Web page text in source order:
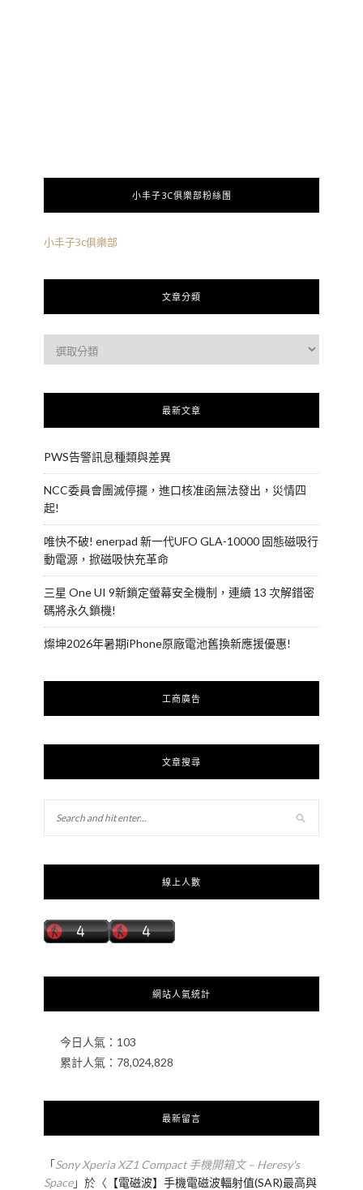
小丰子3C俱樂部粉絲團
小丰子3c俱樂部
文章分類
最新文章
PWS告警訊息種類與差異
NCC委員會團滅停擺，進口核准函無法發出，災情四
起!
唯快不破! enerpad 新一代UFO GLA-10000 固態磁吸行
動電源，掀磁吸快充革命
三星 One UI 9新鎖定螢幕安全機制，連續 13 次解錯密
碼將永久鎖機!
燦坤2026年暑期iPhone原廠電池舊換新應援優惠!
工商廣告
文章搜尋
線上人數
網站人氣統計
今日人氣： 103
累計人氣： 78,024,828
最新留言
「Sony Xperia XZ1 Compact 手機開箱文 – Heresy's
Space」於〈 【電磁波】手機電磁波輻射值(SAR)最高與